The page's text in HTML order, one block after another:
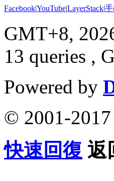
Facebook|YouTube|LayerStack|
GMT+8,
13 queries ,
Powered by
© 2001-2017
快速回復 返